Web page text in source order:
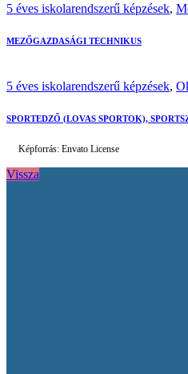
5 éves iskolarendszerű képzések,
MEZŐGAZDASÁGI TECHNIKUS
5 éves iskolarendszerű képzések,
SPORTEDZŐ (LOVAS SPORTOK),
Képforrás: Envato License
Vissza